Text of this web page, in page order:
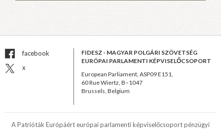
facebook
x
FIDESZ - MAGYAR POLGÁRI SZÖVETSÉG
EURÓPAI PARLAMENTI KÉPVISELŐCSOPORT
European Parliament, ASP09 E151,
60 Rue Wiertz, B–1047
Brussels, Belgium
A Patrióták Európáért európai parlamenti képviselőcsoport pénzügyi